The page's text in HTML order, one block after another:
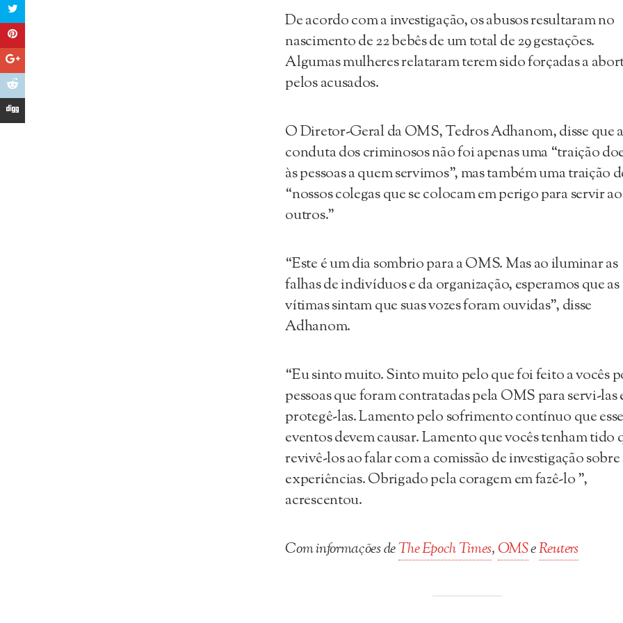
De acordo com a investigação, os abusos resultaram no
nascimento de 22 bebês de um total de 29 gestações.
Algumas mulheres relataram terem sido forçadas a
pelos acusados.
O Diretor-Geral da OMS, Tedros Adhanom, disse que a
conduta dos criminosos não foi apenas uma “traição
às pessoas a quem servimos”, mas também uma traição
“nossos colegas que se colocam em perigo para servir
outros.”
“Este é um dia sombrio para a OMS. Mas ao iluminar as
falhas de indivíduos e da organização, esperamos que as
vítimas sintam que suas vozes foram ouvidas”, disse
Adhanom.
“Eu sinto muito. Sinto muito pelo que foi feito a vocês
pessoas que foram contratadas pela OMS para servi-las
protegê-las. Lamento pelo sofrimento contínuo que
eventos devem causar. Lamento que vocês tenham tido
revivê-los ao falar com a comissão de investigação sobre
experiências. Obrigado pela coragem em fazê-lo ”,
acrescentou.
Com informações deThe Epoch Times,OMSeReuters